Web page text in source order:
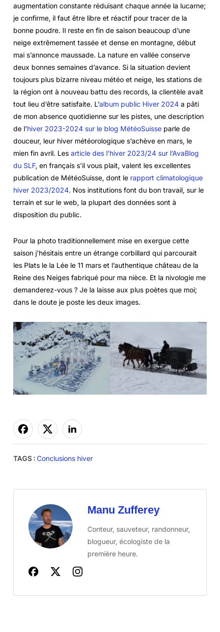
augmentation constante réduisant chaque année la lucarne;
je confirme, il faut être libre et réactif pour tracer de la
bonne poudre. Il reste en fin de saison beaucoup d’une
neige extrêmement tassée et dense en montagne, début
mai s’annonce maussade. La nature en vallée conserve
deux bonnes semaines d’avance. Si la situation devient
toujours plus bizarre niveau météo et neige, les stations de
la région ont à nouveau battu des records, la clientèle avait
tout lieu d’être satisfaite. L’album public Hiver 2024a pâti
de mon absence quotidienne sur les pistes, une description
de l’hiver 2023-2024 sur le blog MétéoSuisseparle de
douceur, leur hiver météorologique s’achève en mars, le
mien fin avril. Les article des l’hiver 2023/24 sur l’AvaBlog
du SLF, en français s’il vous plait, valent les excellentes
publication de MétéoSuisse, dont le rapport climatologique
hiver 2023/2024. Nos institutions font du bon travail, sur le
terrain et sur le web, la plupart des données sont à
disposition du public.
Pour la photo traditionnellement mise en exergue cette
saison j’hésitais entre un étrange corbillard qui parcourait
les Plats le la Lée le 11 mars et l’authentique château de la
Reine des Neiges fabriqué pour ma nièce. Et la nivologie me
demanderez-vous ? Je la laisse aux plus poètes que moi;
dans le doute je poste les deux images.
TAGS : Conclusions hiver
Manu Zufferey
Conteur, sauveteur, randonneur,
blogueur, écologiste de la
première heure.